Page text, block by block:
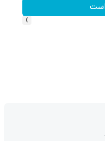
›